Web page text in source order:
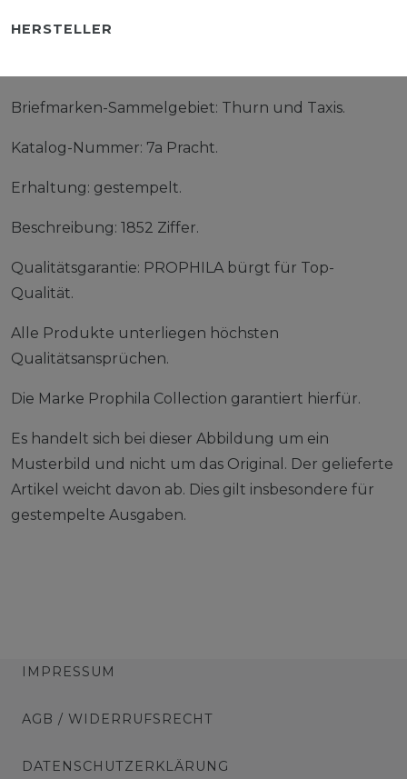
HERSTELLER
Briefmarken-Sammelgebiet: Thurn und Taxis.
Katalog-Nummer: 7a Pracht.
Erhaltung: gestempelt.
Beschreibung: 1852 Ziffer.
Qualitätsgarantie: PROPHILA bürgt für Top-
Qualität.
Alle Produkte unterliegen höchsten
Qualitätsansprüchen.
Die Marke Prophila Collection garantiert hierfür.
Es handelt sich bei dieser Abbildung um ein
Musterbild und nicht um das Original. Der gelieferte
Artikel weicht davon ab. Dies gilt insbesondere für
gestempelte Ausgaben.
IMPRESSUM
AGB / WIDERRUFSRECHT
DATENSCHUTZERKLÄRUNG